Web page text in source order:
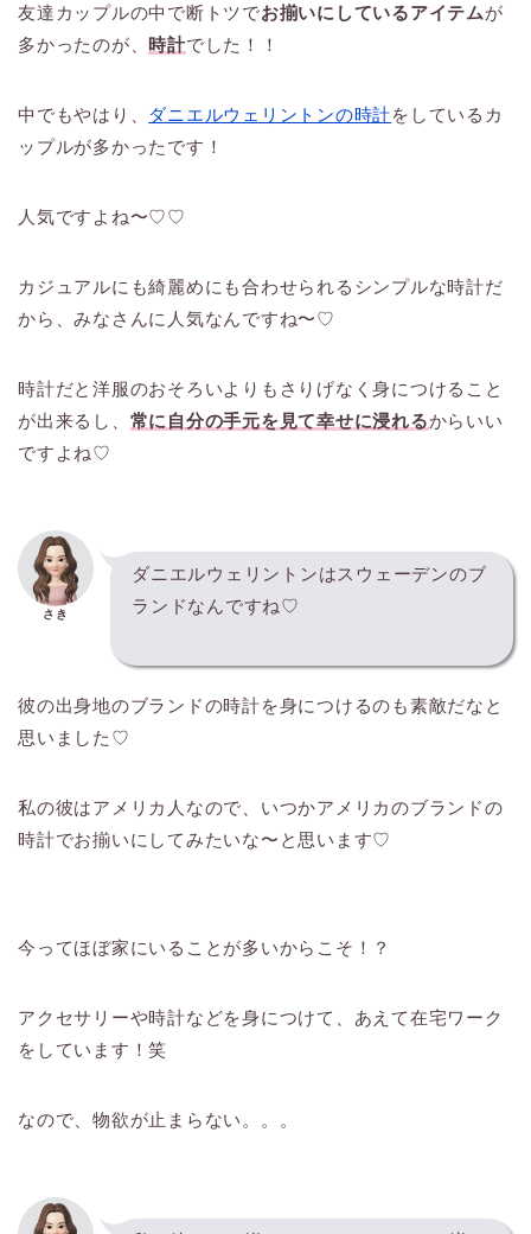
友達カップルの中で断トツでお揃いにしているアイテムが
多かったのが、 時計でした！！
中でもやはり、 ダニエルウェリントンの時計をしているカ
ップルが多かったです！
人気ですよね〜♡♡
カジュアルにも綺麗めにも合わせられるシンプルな時計だ
から、みなさんに人気なんですね〜♡
時計だと洋服のおそろいよりもさりげなく身につけること
が出来るし、 常に自分の手元を見て幸せに浸れるからいい
ですよね♡
さき
ダニエルウェリントンはスウェーデンのブ
ランドなんですね♡
彼の出身地のブランドの時計を身につけるのも素敵だなと
思いました♡
私の彼はアメリカ人なので、いつかアメリカのブランドの
時計でお揃いにしてみたいな〜と思います♡
今ってほぼ家にいることが多いからこそ！？
アクセサリーや時計などを身につけて、あえて在宅ワーク
をしています！笑
なので、物欲が止まらない。。。